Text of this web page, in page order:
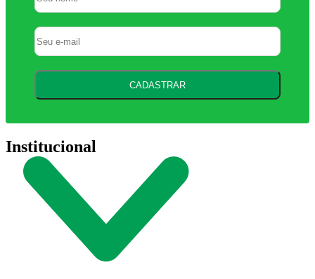
CADASTRAR
Institucional